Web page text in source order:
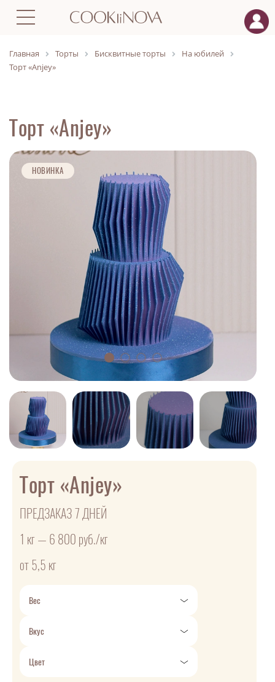
Главная Торты Бисквитные торты
На юбилей
Торт «Anjey»
Торт «Anjey»
НОВИНКА
Торт «Anjey»
ПРЕДЗАКАЗ 7 ДНЕЙ
1 кг — 6 800 руб./кг
от 5,5 кг
Вес
Вкус
Цвет